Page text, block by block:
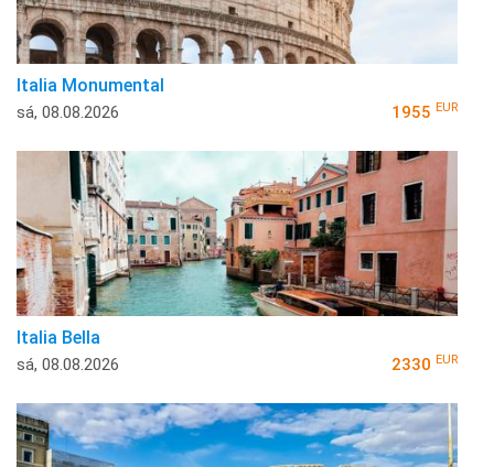
Italia Monumental
sá, 08.08.2026 1955 EUR
Italia Bella
sá, 08.08.2026 2330 EUR